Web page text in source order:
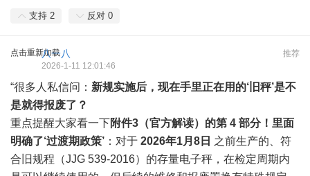
支持 2 反对 0
点击重新加载 推荐
八一八
2026-1-11 12:01:46
“很多人私信问： 新规实施后，现在手里正在用的‘旧秤’是不
是就得报废了？
重点提醒大家看一下附件3（官方解读） 的第 4 部分！里面
明确了‘过渡期政策’ ：对于 2026年1月8日 之前生产的、符
合旧规程（JJG 539-2016）的存量电子秤，在检定周期内